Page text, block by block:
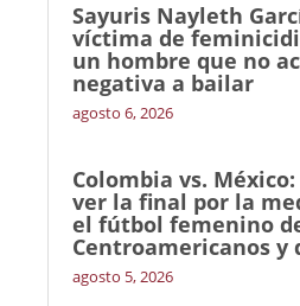
Sayuris Nayleth
víctima de
un hombre que no
negativa a bailar
agosto 6, 2026
Colombia vs.
ver la final por la
el fútbol femenino
Centroamericanos y
agosto 5, 2026